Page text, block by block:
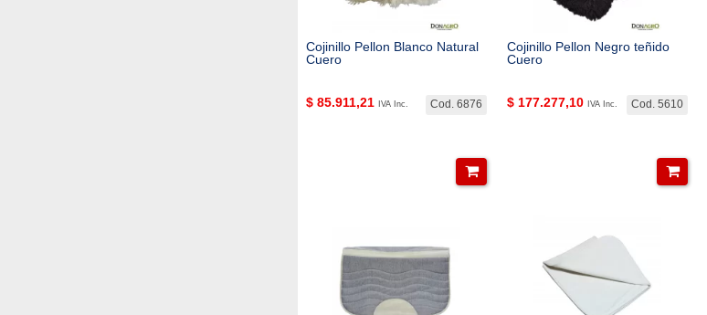
Cojinillo Pellon Blanco Natural
Cuero
Cod. 6876
$ 85.911,21 IVA Inc.
Cojinillo Pellon Negro teñido
Cuero
Cod. 5610
$ 177.277,10 IVA Inc.